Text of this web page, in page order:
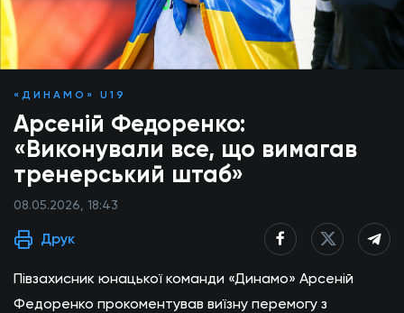
«ДИНАМО» U19
Арсеній Федоренко:
«Виконували все, що вимагав
тренерський штаб»
08.05.2026, 18:43
Друк
Півзахисник юнацької команди «Динамо» Арсеній
Федоренко прокоментував виїзну перемогу з